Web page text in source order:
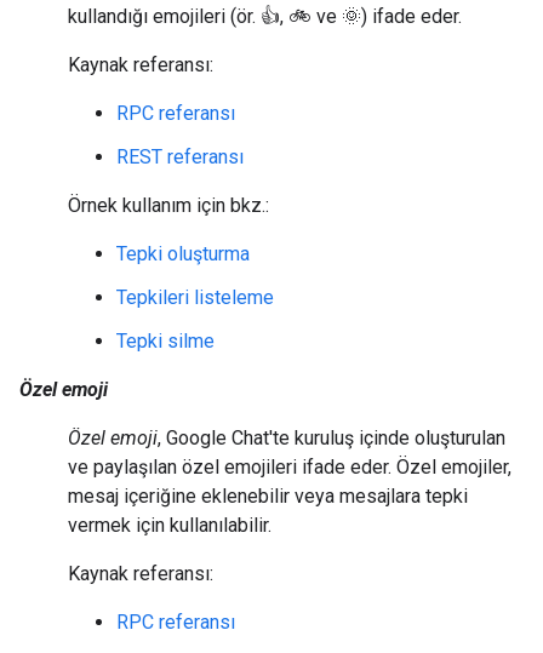
kullandığı emojileri (ör. 👍, 🚲 ve 🌞) ifade eder.
Kaynak referansı:
RPC referansı
REST referansı
Örnek kullanım için bkz.:
Tepki oluşturma
Tepkileri listeleme
Tepki silme
Özel emoji
Özel emoji, Google Chat'te kuruluş içinde oluşturulan
ve paylaşılan özel emojileri ifade eder. Özel emojiler,
mesaj içeriğine eklenebilir veya mesajlara tepki
vermek için kullanılabilir.
Kaynak referansı:
RPC referansı